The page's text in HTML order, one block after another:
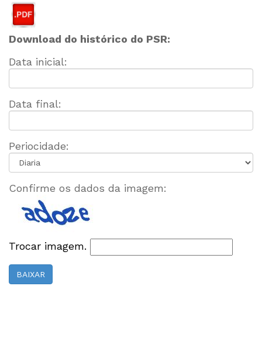
Download do histórico do PSR:
Data inicial:
Data final:
Periocidade:
Confirme os dados da imagem:
Trocar imagem.